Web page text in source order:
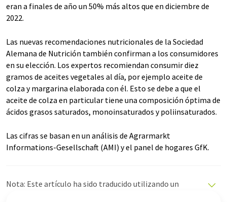
eran a finales de año un 50% más altos que en diciembre de
2022.
Las nuevas recomendaciones nutricionales de la Sociedad
Alemana de Nutrición también confirman a los consumidores
en su elección. Los expertos recomiendan consumir diez
gramos de aceites vegetales al día, por ejemplo aceite de
colza y margarina elaborada con él. Esto se debe a que el
aceite de colza en particular tiene una composición óptima de
ácidos grasos saturados, monoinsaturados y poliinsaturados.
Las cifras se basan en un análisis de Agrarmarkt
Informations-Gesellschaft (AMI) y el panel de hogares GfK.
Nota: Este artículo ha sido traducido utilizando un